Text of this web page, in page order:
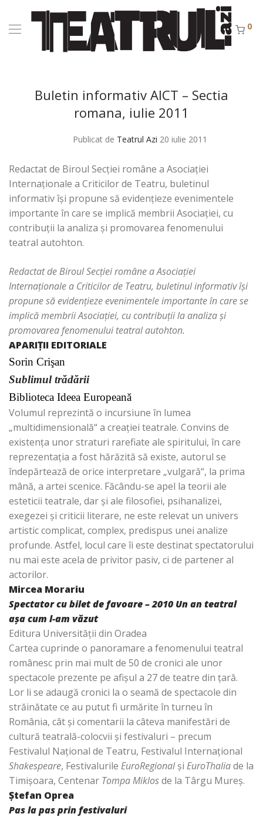
0
Buletin informativ AICT – Sectia
romana, iulie 2011
Publicat de Teatrul Azi 20 iulie 2011
Redactat de Biroul Secţiei române a Asociaţiei
Internaţionale a Criticilor de Teatru, buletinul
informativ îşi propune să evidenţieze evenimentele
importante în care se implică membrii Asociaţiei, cu
contribuţii la analiza şi promovarea fenomenului
teatral autohton.
Redactat de Biroul Secţiei române a Asociaţiei
Internaţionale a Criticilor de Teatru, buletinul informativ îşi
propune să evidenţieze evenimentele importante în care se
implică membrii Asociaţiei, cu contribuţii la analiza şi
promovarea fenomenului teatral autohton.
APARIŢII EDITORIALE
Sorin Crişan
Sublimul trădării
Biblioteca Ideea Europeană
Volumul reprezintă o incursiune în lumea
„multidimensională“ a creaţiei teatrale. Convins de
existenţa unor straturi rarefiate ale spiritului, în care
reprezentaţia a fost hărăzită să existe, autorul se
îndepărtează de orice interpretare „vulgară“, la prima
mână, a artei scenice. Făcându-se apel la teorii ale
esteticii teatrale, dar şi ale filosofiei, psihanalizei,
exegezei şi criticii literare, ne este relevat un univers
artistic complicat, complex, predispus unei analize
profunde. Astfel, locul care îi este destinat spectatorului
nu mai este acela de privitor pasiv, ci de partener al
actorilor.
Mircea Morariu
Spectator cu bilet de favoare – 2010 Un an teatral
aşa cum l-am văzut
Editura Universităţii din Oradea
Cartea cuprinde o panoramare a fenomenului teatral
românesc prin mai mult de 50 de cronici ale unor
spectacole prezente pe afişul a 27 de teatre din ţară.
Lor li se adaugă cronici la o seamă de spectacole din
străinătate ce au putut fi urmărite în turneu în
România, cât şi comentarii la câteva manifestări de
cultură teatrală-colocvii şi festivaluri – precum
Festivalul Naţional de Teatru, Festivalul Internaţional
Shakespeare, Festivalurile EuroRegionalşi EuroThaliade la
Timişoara, Centenar Tompa Miklosde la Târgu Mureş.
Ştefan Oprea
Pas la pas prin festivaluri